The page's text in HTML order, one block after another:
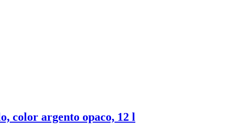
color argento opaco, 12 l